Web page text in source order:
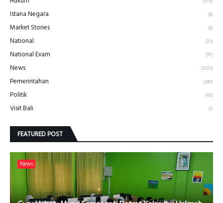
Istana Negara (8)
Market Stories (4)
National (20)
National Exam (97)
News (1020)
Pemerintahan (280)
Politik (45)
Visit Bali (1)
FEATURED POST
News